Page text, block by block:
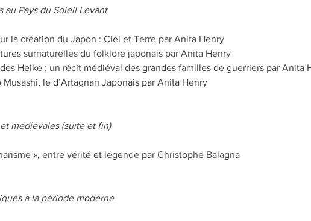
au Pays du Soleil Levant
la création du Japon : Ciel et Terre par Anita Henry
surnaturelles du folklore japonais par Anita Henry
Heike : un récit médiéval des grandes familles de guerriers par Anita
Musashi, le d’Artagnan Japonais par Anita Henry
médiévales (suite et fin)
», entre vérité et légende par Christophe Balagna
à la période moderne